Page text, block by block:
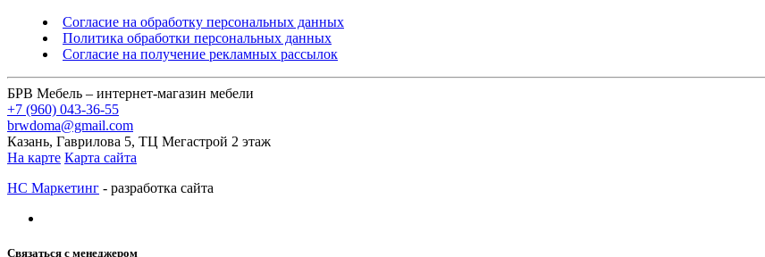
Согласие на обработку персональных данных
Политика обработки персональных данных
Согласие на получение рекламных рассылок
БРВ Мебель – интернет-магазин мебели
+7 (960) 043-36-55
brwdoma@gmail.com
Казань, Гаврилова 5, ТЦ Мегастрой 2 этаж
На карте Карта сайта
НС Маркетинг - разработка сайта
Связаться с менеджером